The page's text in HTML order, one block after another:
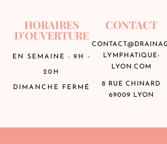
HORAIRES
D'OUVERTURE
EN SEMAINE : 9H -
20H
DIMANCHE FERMÉ
CONTACT
LYMPHATIQUE-
LYON.COM
8 RUE CHINARD
69009 LYON